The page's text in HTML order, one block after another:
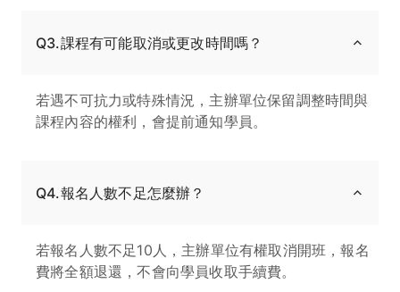
Q3.課程有可能取消或更改時間嗎？
若遇不可抗力或特殊情況，主辦單位保留調整時間與
課程內容的權利，會提前通知學員。
Q4.報名人數不足怎麼辦？
若報名人數不足10人，主辦單位有權取消開班，報名
費將全額退還，不會向學員收取手續費。